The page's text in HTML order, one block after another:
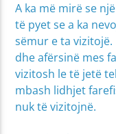
A ka më mirë se
të pyet se a ka
sëmur e ta
dhe afërsinë mes
vizitosh le të jetë
mbash lidhjet
nuk të vizitojnë.